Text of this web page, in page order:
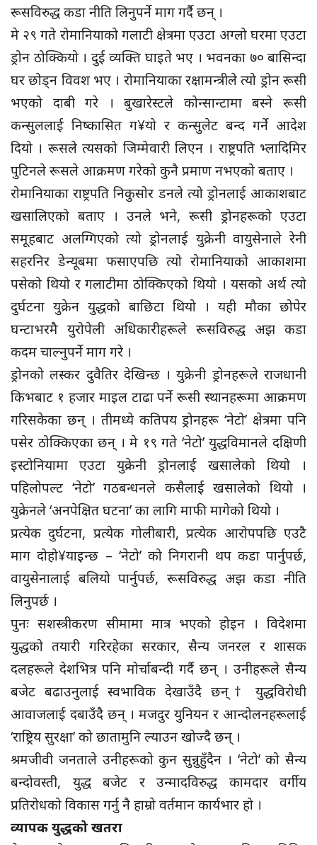
रूसविरुद्ध कडा नीति लिनुपर्ने माग गर्दै छन् ।
मे २९ गते रोमानियाको गलाटी क्षेत्रमा एउटा अग्लो घरमा एउटा
ड्रोन ठोक्कियो । दुई व्यक्ति घाइते भए । भवनका ७० बासिन्दा
घर छोड्न विवश भए । रोमानियाका रक्षामन्त्रीले त्यो ड्रोन रूसी
भएको दाबी गरे । बुखारेस्टले कोन्सान्टामा बस्ने रूसी
कन्सुललाई निष्कासित ग¥यो र कन्सुलेट बन्द गर्ने आदेश
दियो । रूसले त्यसको जिम्मेवारी लिएन । राष्ट्रपति भ्लादिमिर
पुटिनले रूसले आक्रमण गरेको कुनै प्रमाण नभएको बताए ।
रोमानियाका राष्ट्रपति निकुसोर डनले त्यो ड्रोनलाई आकाशबाट
खसालिएको बताए । उनले भने, रूसी ड्रोनहरूको एउटा
समूहबाट अलग्गिएको त्यो ड्रोनलाई युक्रेनी वायुसेनाले रेनी
सहरनिर डेन्यूबमा फसाएपछि त्यो रोमानियाको आकाशमा
पसेको थियो र गलाटीमा ठोक्किएको थियो । यसको अर्थ त्यो
दुर्घटना युक्रेन युद्धको बाछिटा थियो । यही मौका छोपेर
घन्टाभरमै युरोपेली अधिकारीहरूले रूसविरुद्ध अझ कडा
कदम चाल्नुपर्ने माग गरे ।
ड्रोनको लस्कर दुवैतिर देखिन्छ । युक्रेनी ड्रोनहरूले राजधानी
किभबाट १ हजार माइल टाढा पर्ने रूसी स्थानहरूमा आक्रमण
गरिसकेका छन् । तीमध्ये कतिपय ड्रोनहरू ‘नेटो’ क्षेत्रमा पनि
पसेर ठोक्किएका छन् । मे १९ गते ‘नेटो’ युद्धविमानले दक्षिणी
इस्टोनियामा एउटा युक्रेनी ड्रोनलाई खसालेको थियो ।
पहिलोपल्ट ‘नेटो’ गठबन्धनले कसैलाई खसालेको थियो ।
युक्रेनले ‘अनपेक्षित घटना’ का लागि माफी मागेको थियो ।
प्रत्येक दुर्घटना, प्रत्येक गोलीबारी, प्रत्येक आरोपपछि एउटै
माग दोहो¥याइन्छ – ‘नेटो’ को निगरानी थप कडा पार्नुपर्छ,
वायुसेनालाई बलियो पार्नुपर्छ, रूसविरुद्ध अझ कडा नीति
लिनुपर्छ ।
पुनः सशस्त्रीकरण सीमामा मात्र भएको होइन । विदेशमा
युद्धको तयारी गरिरहेका सरकार, सैन्य जनरल र शासक
दलहरूले देशभित्र पनि मोर्चाबन्दी गर्दै छन् । उनीहरूले सैन्य
बजेट बढाउनुलाई स्वभाविक देखाउँदै छन्† युद्धविरोधी
आवाजलाई दबाउँदै छन् । मजदुर युनियन र आन्दोलनहरूलाई
‘राष्ट्रिय सुरक्षा’ को छातामुनि ल्याउन खोज्दै छन् ।
श्रमजीवी जनताले उनीहरूको कुन सुन्नुहुँदैन । ‘नेटो’ को सैन्य
बन्दोवस्ती, युद्ध बजेट र उन्मादविरुद्ध कामदार वर्गीय
प्रतिरोधको विकास गर्नु नै हाम्रो वर्तमान कार्यभार हो ।
व्यापक युद्धको खतरा